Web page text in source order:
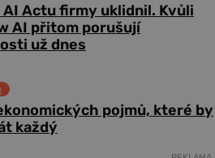
AI Actu firmy uklidnil. Kvůli
AI přitom porušují
už dnes
pojmů, které by
každý